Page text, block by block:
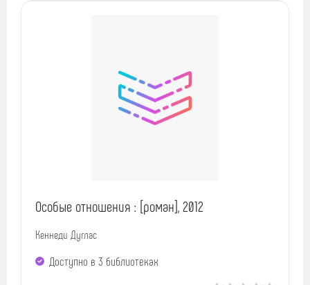
Особые отношения : [роман], 2012
Кеннеди Дуглас
Доступно в 3 библиотеках